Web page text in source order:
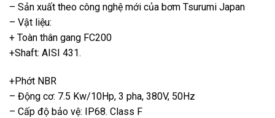
– Sản xuất theo công nghệ mới của bơm Tsurumi Japan
– Vật liệu:
+ Toàn thân gang FC200
+Shaft: AISI 431.
+Phớt NBR
– Động cơ: 7.5 Kw/10Hp, 3 pha, 380V, 50Hz
– Cấp độ bảo vệ: IP68. Class F